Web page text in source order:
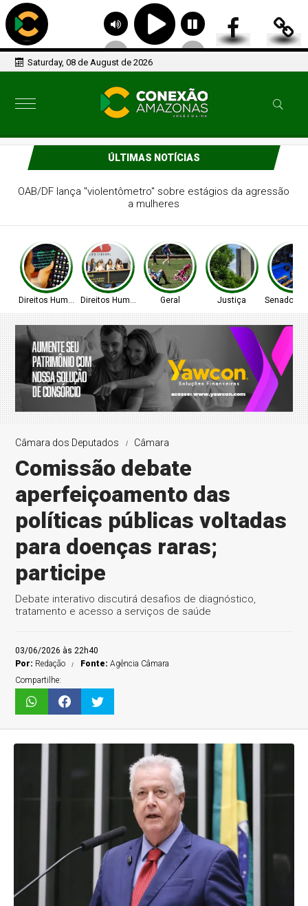
Saturday, 08 de August de 2026
ÚLTIMAS NOTÍCIAS
OAB/DF lança "violentômetro" sobre estágios da agressão
a mulheres
Direitos HumanosDireitos Humanos Geral Justiça Senado
Câmara dos Deputados Câmara
Comissão debate
aperfeiçoamento das
políticas públicas voltadas
para doenças raras;
participe
Debate interativo discutirá desafios de diagnóstico,
tratamento e acesso a serviços de saúde
03/06/2026 às 22h40
Por: Redação Fonte:Agência Câmara
Compartilhe: